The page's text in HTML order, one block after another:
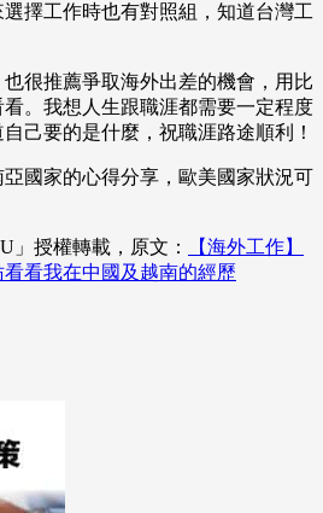
擇工作時也有對照組，知道台灣工
很推薦爭取海外出差的機會，用比
。我想人生跟職涯都需要一定程度
己要的是什麼，祝職涯路途順利！
國家的心得分享，歐美國家狀況可
」授權轉載，原文：
【海外工作】
看我在中國及越南的經歷